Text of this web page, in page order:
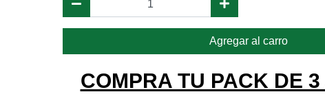
Agregar al carro
COMPRA TU PACK DE